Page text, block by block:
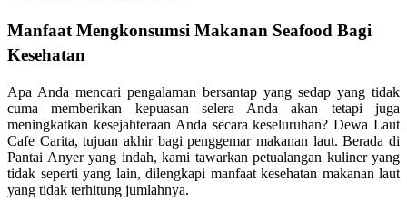
Manfaat Mengkonsumsi Makanan Seafood Bagi
Kesehatan
Apa Anda mencari pengalaman bersantap yang sedap yang tidak
cuma memberikan kepuasan selera Anda akan tetapi juga
meningkatkan kesejahteraan Anda secara keseluruhan? Dewa Laut
Cafe Carita, tujuan akhir bagi penggemar makanan laut. Berada di
Pantai Anyer yang indah, kami tawarkan petualangan kuliner yang
tidak seperti yang lain, dilengkapi manfaat kesehatan makanan laut
yang tidak terhitung jumlahnya.